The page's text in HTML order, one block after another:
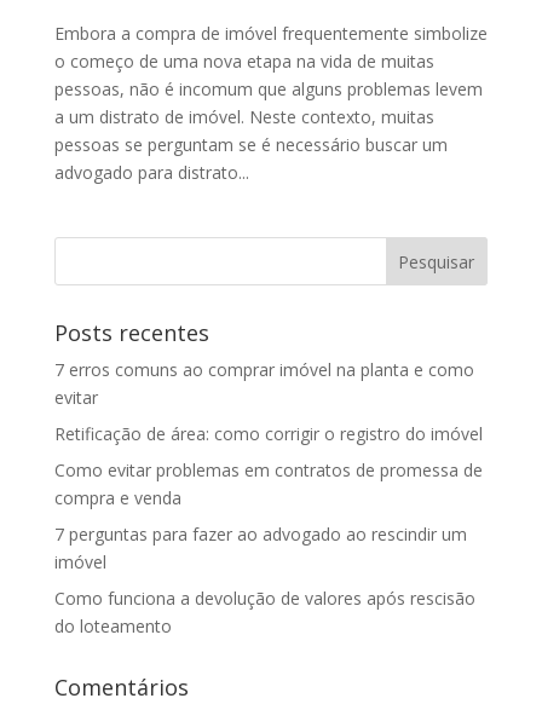
Embora a compra de imóvel frequentemente simbolize
o começo de uma nova etapa na vida de muitas
pessoas, não é incomum que alguns problemas levem
a um distrato de imóvel. Neste contexto, muitas
pessoas se perguntam se é necessário buscar um
advogado para distrato...
Posts recentes
7 erros comuns ao comprar imóvel na planta e como
evitar
Retificação de área: como corrigir o registro do imóvel
Como evitar problemas em contratos de promessa de
compra e venda
7 perguntas para fazer ao advogado ao rescindir um
imóvel
Como funciona a devolução de valores após rescisão
do loteamento
Comentários